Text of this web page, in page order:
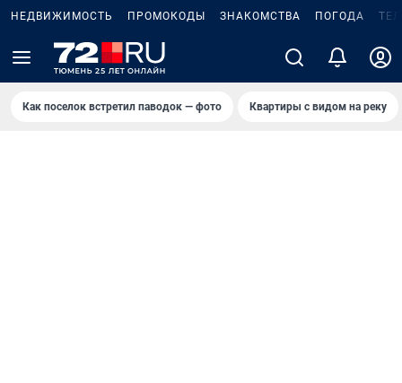
НЕДВИЖИМОСТЬ ПРОМОКОДЫ ЗНАКОМСТВА ПОГОДА
Как поселок встретил паводок — фото Квартиры с видом на реку